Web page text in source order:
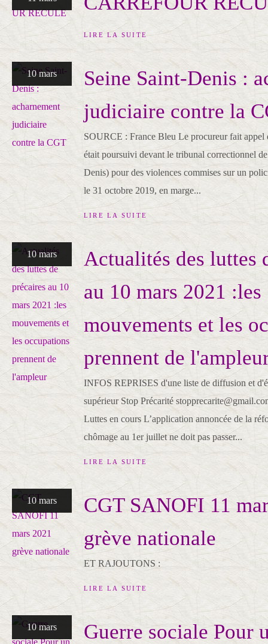
LIRE LA SUITE
10 mars
Seine Saint-Denis :
judiciaire contre la
SOURCE : France Bleu Le procureur fait appel
était poursuivi devant le tribunal correctionnel
Denis) pour des violences commises sur un
le 31 octobre 2019, en marge...
LIRE LA SUITE
10 mars
Actualités des luttes
au 10 mars 2021 :les
mouvements et les
prennent de
INFOS REPRISES d'une liste de diffusion et
supérieur Stop Précarité
Luttes en cours L’application annoncée de la
chômage au 1er juillet ne doit pas passer...
LIRE LA SUITE
10 mars
CGT SANOFI 11
grève nationale
ET RAJOUTONS :
LIRE LA SUITE
10 mars
Guerre sociale Pour